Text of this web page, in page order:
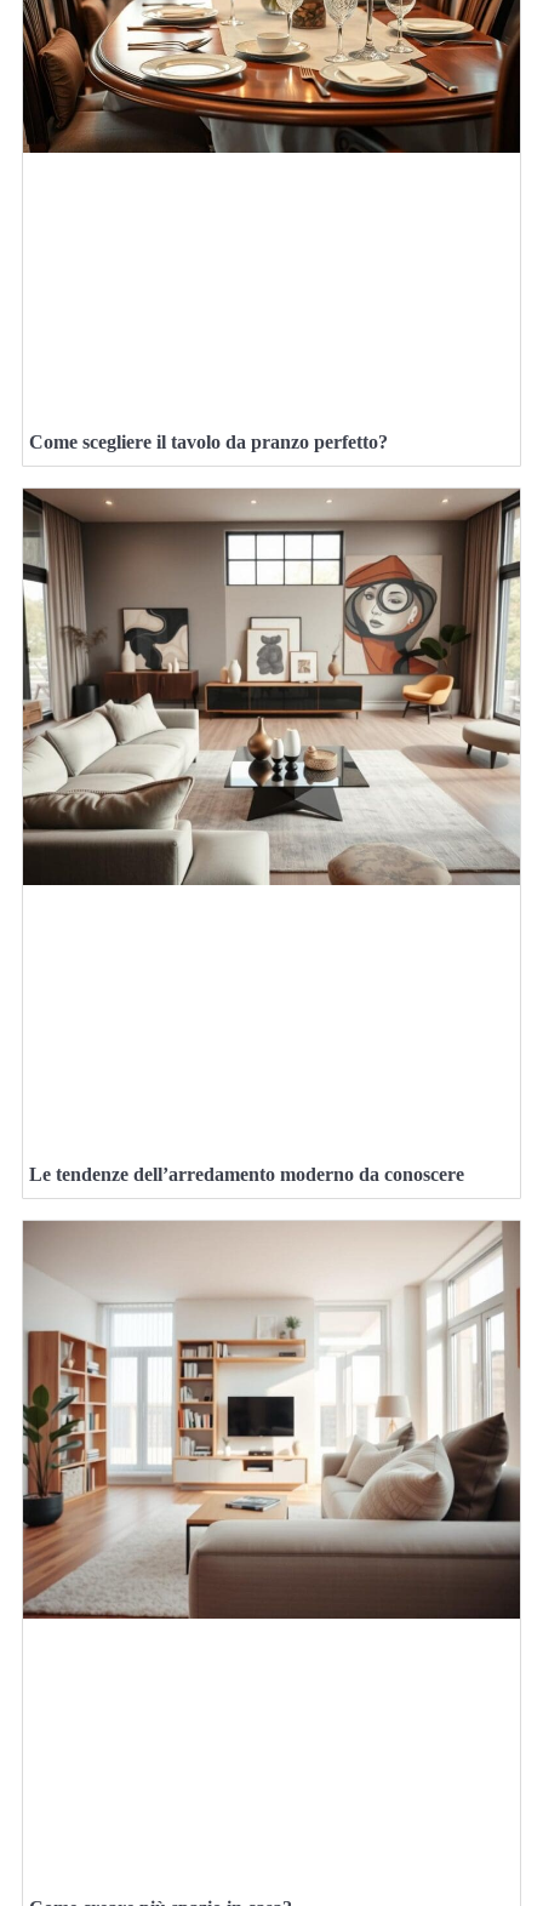
Come scegliere il tavolo da pranzo perfetto?
Le tendenze dell’arredamento moderno da conoscere